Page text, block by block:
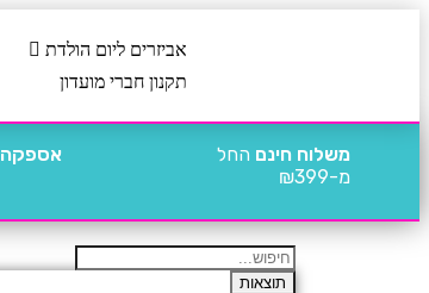
אביזרים ליום הולדת
תקנון חברי מועדון
משלוח חינם החל
מ-₪399
אספקה
תוצאות